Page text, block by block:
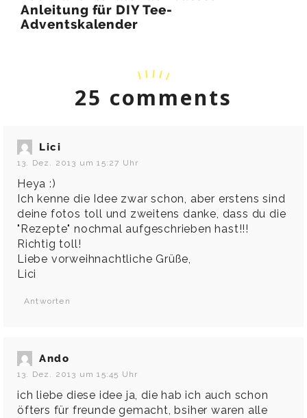
Anleitung für DIY Tee-
Adventskalender
25 comments
Lici
13. Dez. 2013 um 15:27 Uhr
Heya :)
Ich kenne die Idee zwar schon, aber erstens sind
deine fotos toll und zweitens danke, dass du die
"Rezepte" nochmal aufgeschrieben hast!!!
Richtig toll!
Liebe vorweihnachtliche Grüße,
Lici
Antworten
Ando
13. Dez. 2013 um 15:45 Uhr
ich liebe diese idee ja, die hab ich auch schon
öfters für freunde gemacht, bsiher waren alle